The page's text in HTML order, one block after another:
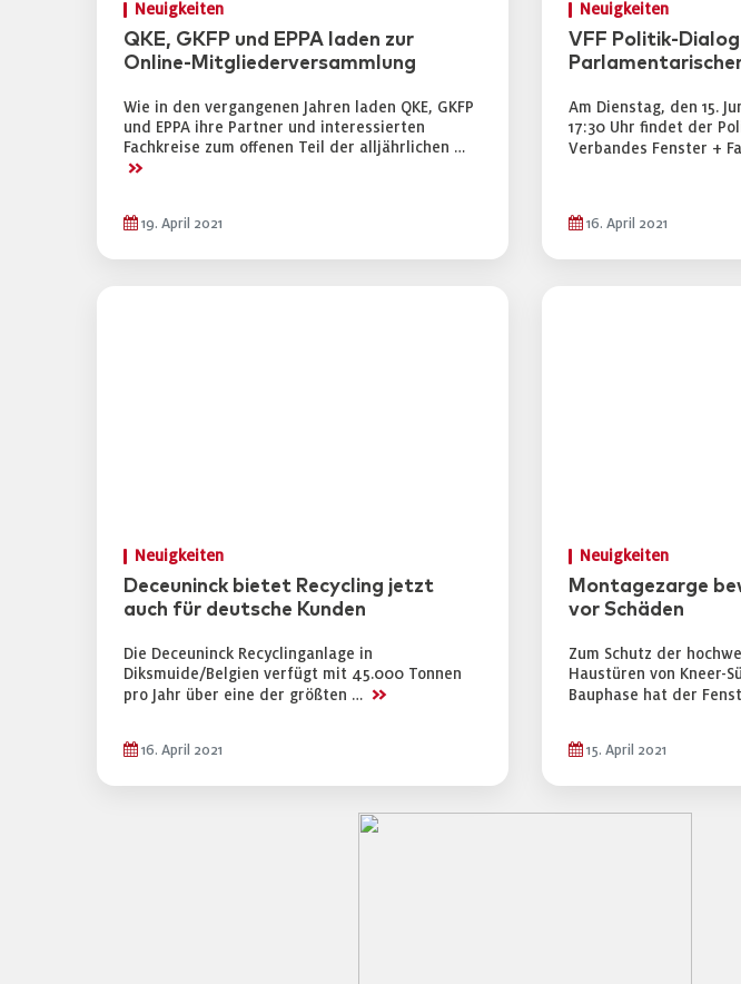
Neuigkeiten
QKE, GKFP und EPPA laden zur
Online-Mitgliederversammlung
Wie in den vergangenen Jahren laden QKE, GKFP
und EPPA ihre Partner und interessierten
Fachkreise zum offenen Teil der alljährlichen …
>>
19. April 2021
Neuigkeiten
VFF Politik-
Am Dienstag, den 15.
17:30 Uhr findet der
Verbandes Fenster +
16. April 2021
Neuigkeiten
Deceuninck bietet Recycling jetzt
auch für deutsche Kunden
Die Deceuninck Recyclinganlage in
Diksmuide/Belgien verfügt mit 45.000 Tonnen
pro Jahr über eine der größten … >>
16. April 2021
Neuigkeiten
Montagezarge
vor Schäden
Zum Schutz der
Haustüren von Kneer-
Bauphase hat der
15. April 2021